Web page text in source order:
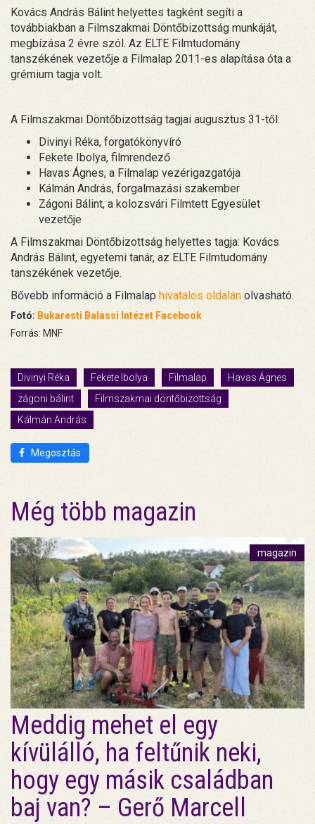
Kovács András Bálint helyettes tagként segíti a
továbbiakban a Filmszakmai Döntőbizottság munkáját,
megbízása 2 évre szól. Az ELTE Filmtudomány
tanszékének vezetője a Filmalap 2011-es alapítása óta a
grémium tagja volt.
A Filmszakmai Döntőbizottság tagjai augusztus 31-től:
Divinyi Réka, forgatókönyvíró
Fekete Ibolya, filmrendező
Havas Ágnes, a Filmalap vezérigazgatója
Kálmán András, forgalmazási szakember
Zágoni Bálint, a kolozsvári Filmtett Egyesület
vezetője
A Filmszakmai Döntőbizottság helyettes tagja: Kovács
András Bálint, egyetemi tanár, az ELTE Filmtudomány
tanszékének vezetője.
Bővebb információ a Filmalap hivatalos oldalán olvasható.
Fotó: Bukaresti Balassi Intézet Facebook
Forrás: MNF
Divinyi Réka Fekete Ibolya Filmalap
Havas Ágnes
zágoni bálint
Filmszakmai döntőbizottság
Kálmán András
Megosztás
Még több magazin
magazin
Meddig mehet el egy
kívülálló, ha feltűnik neki,
hogy egy másik családban
baj van? – Gerő Marcell